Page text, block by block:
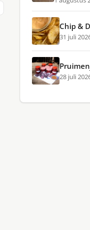
Chip &
31 juli
28 juli